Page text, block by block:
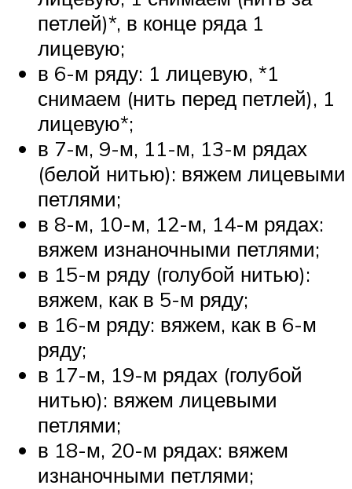
петлей)*, в конце ряда 1
лицевую;
в 6-м ряду: 1 лицевую, *1
снимаем (нить перед петлей), 1
лицевую*;
в 7-м, 9-м, 11-м, 13-м рядах
(белой нитью): вяжем лицевыми
петлями;
в 8-м, 10-м, 12-м, 14-м рядах:
вяжем изнаночными петлями;
в 15-м ряду (голубой нитью):
вяжем, как в 5-м ряду;
в 16-м ряду: вяжем, как в 6-м
ряду;
в 17-м, 19-м рядах (голубой
нитью): вяжем лицевыми
петлями;
в 18-м, 20-м рядах: вяжем
изнаночными петлями;